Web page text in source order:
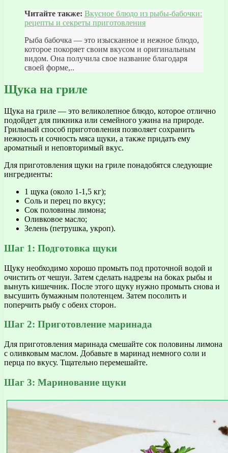
Читайте также: Вкусное блюдо из рыбы-бабочки:
рецепты и секреты приготовления
Рыба бабочка — это изысканное и нежное блюдо,
которое покоряет своим вкусом и оригинальным
видом. Она получила свое название благодаря
своей форме,..
Щука на гриле
Щука на гриле — это великолепное блюдо, которое отлично
подойдет для пикника или семейного ужина на природе.
Грильный способ приготовления позволяет сохранить
нежность и сочность мяса щуки, а также придать ему
ароматный и неповторимый вкус.
Для приготовления щуки на гриле понадобятся следующие
ингредиенты:
1 щука (около 1-1,5 кг);
Соль и перец по вкусу;
Сок половины лимона;
Оливковое масло;
Зелень (петрушка, укроп).
Шаг 1: Подготовка щуки
Щуку необходимо хорошо промыть под проточной водой и
очистить от чешуи. Затем сделать надрезы на боках рыбы и
вынуть кишечник. После этого щуку нужно промыть снова и
высушить бумажным полотенцем. Затем посолить и
поперчить рыбу с обеих сторон.
Шаг 2: Приготовление маринада
Для приготовления маринада смешайте сок половины лимона
с оливковым маслом. Добавьте в маринад немного соли и
перца по вкусу. Тщательно перемешайте.
Шаг 3: Маринование щуки